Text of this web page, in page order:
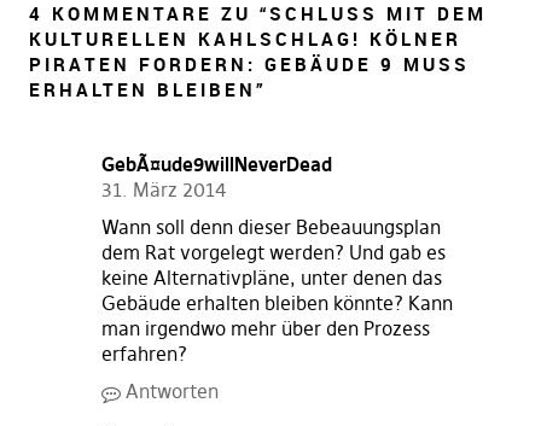
4 KOMMENTARE ZU “SCHLUSS MIT DEM
KULTURELLEN KAHLSCHLAG! KÖLNER
PIRATEN FORDERN: GEBÄUDE 9 MUSS
ERHALTEN BLEIBEN ”
GebÃ¤ude9willNeverDead
31. März 2014
Wann soll denn dieser Bebeauungsplan
dem Rat vorgelegt werden? Und gab es
keine Alternativpläne, unter denen das
Gebäude erhalten bleiben könnte? Kann
man irgendwo mehr über den Prozess
erfahren?
Antworten